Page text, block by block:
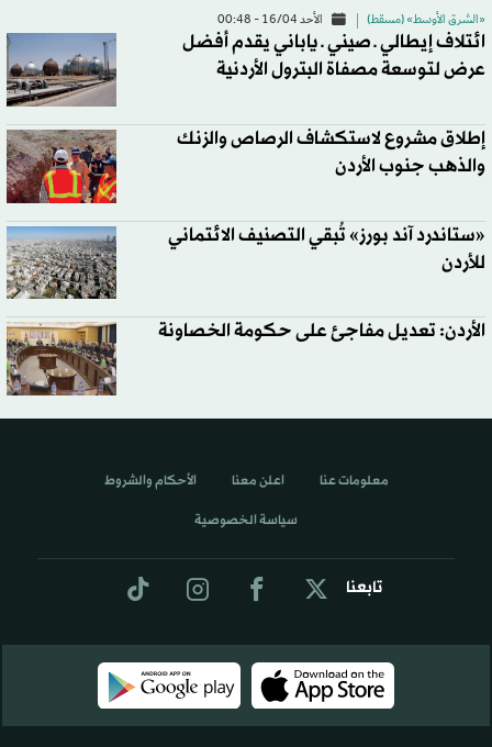
«الشرق الأوسط» (مسقط) الأحد 16/04 - 00:48
ائتلاف إيطالي ـ صيني ـ ياباني يقدم أفضل
عرض لتوسعة مصفاة البترول الأردنية
إطلاق مشروع لاستكشاف الرصاص والزنك
والذهب جنوب الأردن
«ستاندرد آند بورز» تُبقي التصنيف الائتماني
للأردن
الأردن: تعديل مفاجئ على حكومة الخصاونة
تابعنا
معلومات عنا اعلن معنا الأحكام والشروط
سياسة الخصوصية